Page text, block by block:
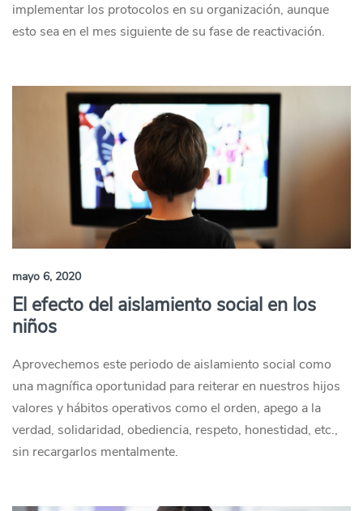
implementar los protocolos en su organización, aunque
esto sea en el mes siguiente de su fase de reactivación.
mayo 6, 2020
El efecto del aislamiento social en los
niños
Aprovechemos este periodo de aislamiento social como
una magnífica oportunidad para reiterar en nuestros hijos
valores y hábitos operativos como el orden, apego a la
verdad, solidaridad, obediencia, respeto, honestidad, etc.,
sin recargarlos mentalmente.